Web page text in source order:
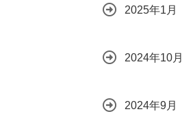
2025年1月
2024年10月
2024年9月